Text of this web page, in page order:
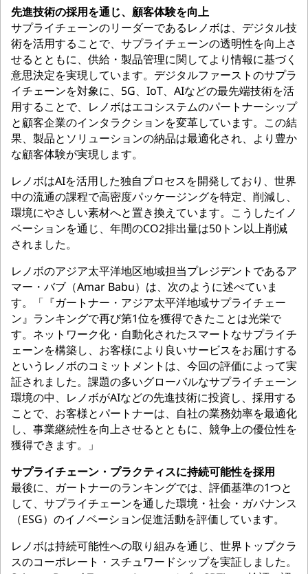
先進技術の採用を通じ、顧客体験を向上
サプライチェーンのリーダーであるレノボは、デジタル技
術を活用することで、サプライチェーンの透明性を向上さ
せるとともに、供給・製品管理に関してより情報に基づく
意思決定を実現しています。デジタルファーストのサプラ
イチェーンを対象に、5G、IoT、AIなどの最先端技術を活
用することで、レノボはエコシステムのパートナーシップ
と顧客企業のインタラクションを変革しています。この結
果、製品とソリューションの納品は最適化され、より豊か
な顧客体験が実現します。
レノボはAIを活用した独自プロセスを開発しており、世界
中の流通の課程で高密度パッケージングを特定、削減し、
環境にやさしい素材へと置き換えています。こうしたイノ
ベーションを通じ、年間のCO2排出量は50トン以上削減
されました。
レノボのアジア太平洋地区地域担当プレジデントであるア
マー・バブ（Amar Babu）は、次のように述べていま
す。「『ガートナー・アジア太平洋地域サプライチェー
ン』ランキングで再び第1位を獲得できたことは光栄で
す。ネットワーク化・自動化されたスマートなサプライチ
ェーンを構築し、お客様により良いサービスをお届けする
というレノボのコミットメントは、今回の評価によって実
証されました。課題の多いグローバルなサプライチェーン
環境の中、レノボがAIなどの先進技術に投資し、採用する
ことで、お客様とパートナーは、自社の業務効率を最適化
し、事業継続性を向上させるとともに、競争上の優位性を
獲得できます。」
サプライチェーン・プラクティスに持続可能性を採用
最後に、ガートナーのランキングでは、評価基準の1つと
して、サプライチェーンを通した環境・社会・ガバナンス
（ESG）のイノベーション促進活動を評価しています。
レノボは持続可能性への取り組みを通じ、世界トップクラ
スのコーポレート・スチュワードシップを実証しました。